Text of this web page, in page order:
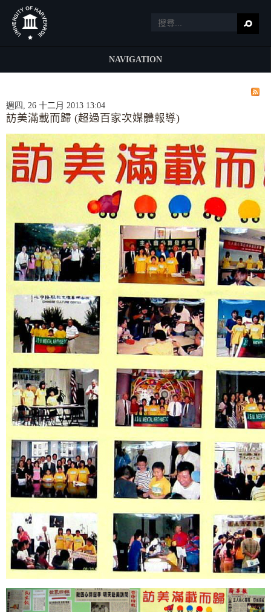
NAVIGATION
週四, 26 十二月 2013 13:04
訪美滿載而歸 (超過百家次媒體報導)